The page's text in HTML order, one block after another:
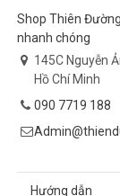
Shop Thiên
nhanh chóng
145C Nguyễn
Hồ Chí Minh
090 7719 188
Hướng dẫn